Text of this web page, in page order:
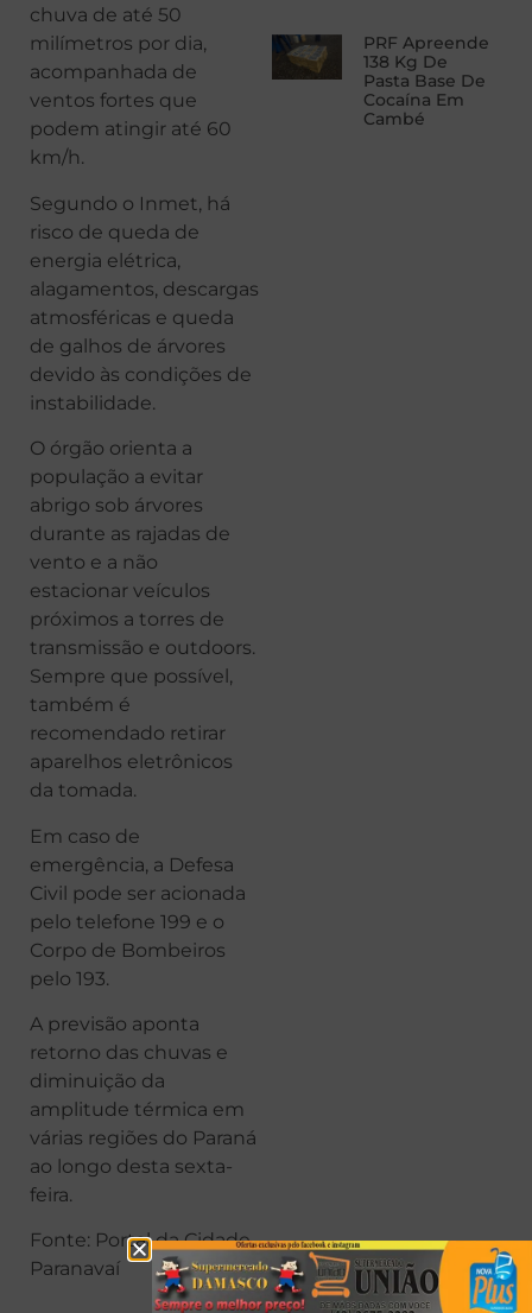
chuva de até 50
milímetros por dia,
acompanhada de
ventos fortes que
podem atingir até 60
km/h.
Segundo o Inmet, há
risco de queda de
energia elétrica,
alagamentos, descargas
atmosféricas e queda
de galhos de árvores
devido às condições de
instabilidade.
O órgão orienta a
população a evitar
abrigo sob árvores
durante as rajadas de
vento e a não
estacionar veículos
próximos a torres de
transmissão e outdoors.
Sempre que possível,
também é
recomendado retirar
aparelhos eletrônicos
da tomada.
Em caso de
emergência, a Defesa
Civil pode ser acionada
pelo telefone 199 e o
Corpo de Bombeiros
pelo 193.
A previsão aponta
retorno das chuvas e
diminuição da
amplitude térmica em
várias regiões do Paraná
ao longo desta sexta-
feira.
Fonte: Portal da Cidade
Paranavaí
PRF Apreende
138 Kg De
Pasta Base De
Cocaína Em
Cambé